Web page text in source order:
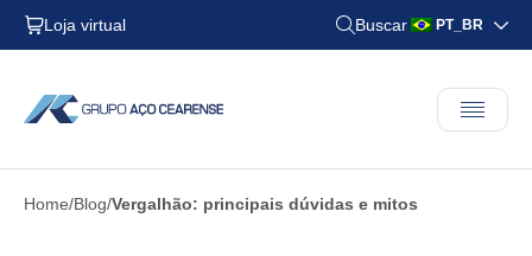
Loja virtual Buscar PT_BR
Home Blog Vergalhão: principais dúvidas e mitos